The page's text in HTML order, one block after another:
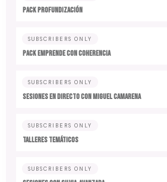
PACK PROFUNDIZACIÓN
SUBSCRIBERS ONLY
PACK EMPRENDE CON COHERENCIA
SUBSCRIBERS ONLY
SESIONES EN DIRECTO CON MIGUEL CAMARENA
SUBSCRIBERS ONLY
TALLERES TEMÁTICOS
SUBSCRIBERS ONLY